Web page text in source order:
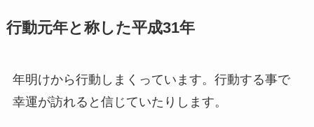
行動元年と称した平成31年
年明けから行動しまくっています。行動する事で
幸運が訪れると信じていたりします。